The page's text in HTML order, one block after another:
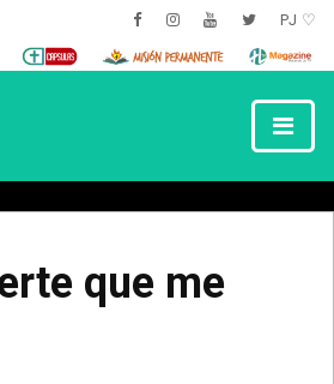
PJ ♡
que me